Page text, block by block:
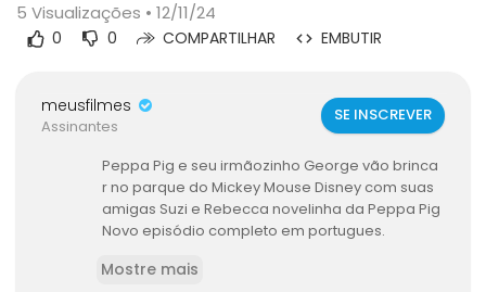
5 Visualizações • 12/11/24
0 0 COMPARTILHAR EMBUTIR
meusfilmes
Assinantes
SE INSCREVER
Peppa Pig e seu irmãozinho George vão brinca
r no parque do Mickey Mouse Disney com suas
amigas Suzi e Rebecca novelinha da Peppa Pig
Novo episódio completo em portugues.
<br>Deixe seu comentário e se inscreva no can
Mostre mais